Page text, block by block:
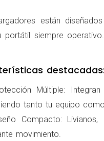
están
portátil siempre
destacadas:
Múltiple:
tanto tu equipo
Compacto:
movimiento.